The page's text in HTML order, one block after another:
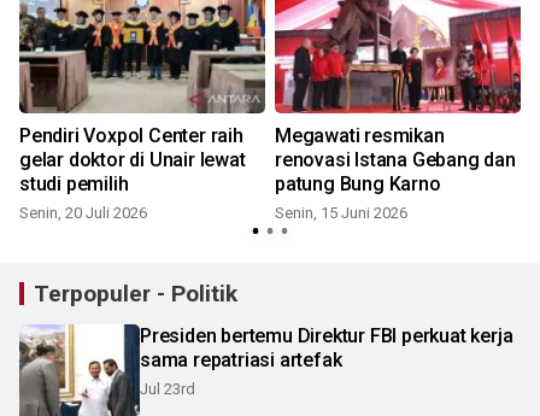
Pendiri Voxpol Center raih
gelar doktor di Unair lewat
studi pemilih
Senin, 20 Juli 2026
Megawati resmikan
renovasi Istana Gebang dan
patung Bung Karno
Senin, 15 Juni 2026
Terpopuler - Politik
Presiden bertemu Direktur FBI perkuat kerja
sama repatriasi artefak
Jul 23rd